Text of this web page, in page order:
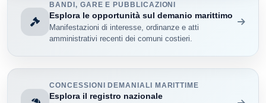
BANDI, GARE E PUBBLICAZIONI
Esplora le opportunità sul demanio marittimo
Manifestazioni di interesse, ordinanze e atti
amministrativi recenti dei comuni costieri.
CONCESSIONI DEMANIALI MARITTIME
Esplora il registro nazionale